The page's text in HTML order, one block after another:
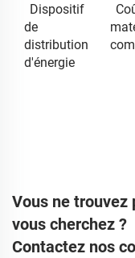
Dispositif
de
distribution
d'énergie
Vous ne trouvez
vous cherchez ?
Contactez nos